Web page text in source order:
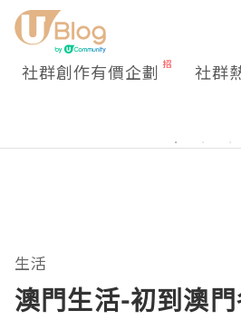
社群創作有價企劃 社群
生活
澳門生活-初到澳